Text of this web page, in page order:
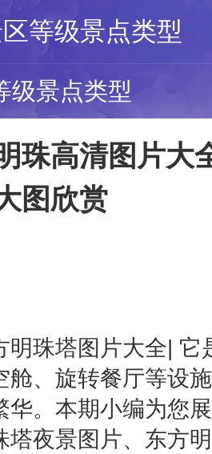
等级景点类型
级景点类型
珠高清图片大
图欣赏
明珠塔图片大全| 它
舱、旋转餐厅等设
华。本期小编为您
塔夜景图片、东方